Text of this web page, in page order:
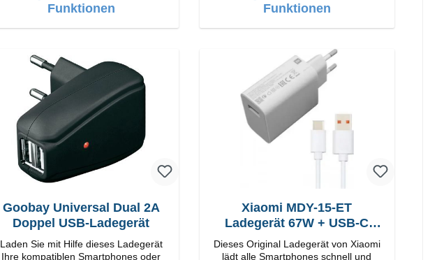
Funktionen
Funktionen
Goobay Universal Dual 2A
Doppel USB-Ladegerät
Laden Sie mit Hilfe dieses Ladegerät
Ihre kompatiblen Smartphones oder
Xiaomi MDY-15-ET
Ladegerät 67W + USB-C
Kabel
Dieses Original Ladegerät von Xiaomi
lädt alle Smartphones schnell und